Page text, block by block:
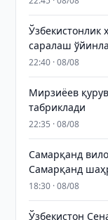
Ўзбекистонлик
саралаш
22:40 · 08/08
Мирзиёев
табриклади
22:35 · 08/08
Самарқанд
Самарқанд
18:30 · 08/08
Ўзбекистон